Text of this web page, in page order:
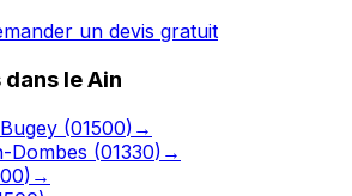
un devis gratuit
leAin
(01500) →
Dombes (01330) →
) →